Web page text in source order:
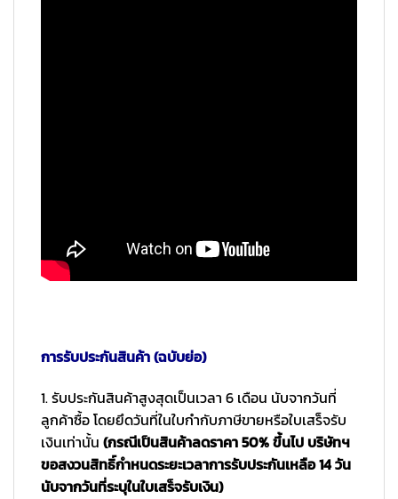
การรับประกันสินค้า (ฉบับย่อ)
1. รับประกันสินค้าสูงสุดเป็นเวลา 6 เดือน นับจากวันที่
ลูกค้าซื้อ โดยยึดวันที่ในใบกำกับภาษีขายหรือใบเสร็จรับ
เงินเท่านั้น (กรณีเป็นสินค้าลดราคา 50% ขึ้นไป บริษัทฯ
ขอสงวนสิทธิ์กำหนดระยะเวลาการรับประกันเหลือ 14 วัน
นับจากวันที่ระบุในใบเสร็จรับเงิน)